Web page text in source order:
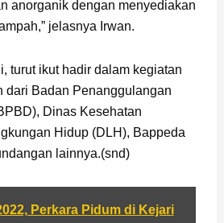
anorganik dengan menyediakan
jelasnya Irwan.
turut ikut hadir dalam kegiatan
dari Badan Penanggulangan
Dinas Kesehatan
Hidup (DLH), Bappeda
lainnya.(snd)
Perkara Pidum di Kejari